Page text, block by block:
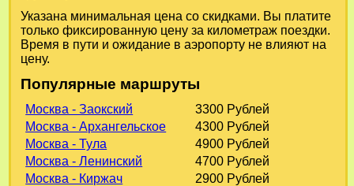
Указана минимальная цена со скидками. Вы платите
только фиксированную цену за километраж поездки.
Время в пути и ожидание в аэропорту не влияют на
цену.
Популярные маршруты
Москва - Заокский
3300 Рублей
Москва - Архангельское
4300 Рублей
Москва - Тула
4900 Рублей
Москва - Ленинский
4700 Рублей
Москва - Киржач
2900 Рублей